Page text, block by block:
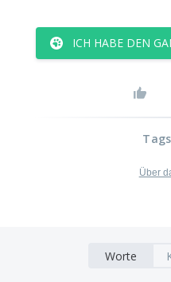
ICH HABE DEN
Tags
Über
Worte